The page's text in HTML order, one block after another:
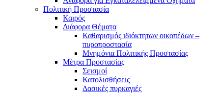
Πολιτική Προστασία
Καιρός
Διάφορα Θέματα
Καθαρισμός ιδιόκτητων οικοπέδων –
πυροπροστασία
Μνημόνια Πολιτικής Προστασίας
Μέτρα Προστασίας
Σεισμοί
Κατολισθήσεις
Δασικές πυρκαγιές